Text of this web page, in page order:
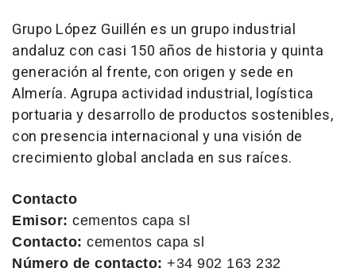
Grupo López Guillén es un grupo industrial
andaluz con casi 150 años de historia y quinta
generación al frente, con origen y sede en
Almería. Agrupa actividad industrial, logística
portuaria y desarrollo de productos sostenibles,
con presencia internacional y una visión de
crecimiento global anclada en sus raíces.
Contacto
Emisor: cementos capa sl
Contacto: cementos capa sl
Número de contacto: +34 902 163 232